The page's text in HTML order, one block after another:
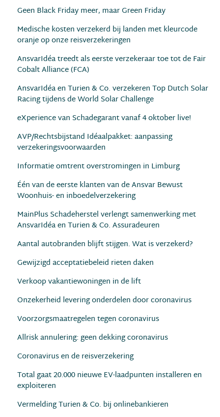
Geen Black Friday meer, maar Green Friday
Medische kosten verzekerd bij landen met kleurcode
oranje op onze reisverzekeringen
AnsvarIdéa treedt als eerste verzekeraar toe tot de Fair
Cobalt Alliance (FCA)
AnsvarIdéa en Turien & Co. verzekeren Top Dutch Solar
Racing tijdens de World Solar Challenge
eXperience van Schadegarant vanaf 4 oktober live!
AVP/Rechtsbijstand Idéaalpakket: aanpassing
verzekeringsvoorwaarden
Informatie omtrent overstromingen in Limburg
Één van de eerste klanten van de Ansvar Bewust
Woonhuis- en inboedelverzekering
MainPlus Schadeherstel verlengt samenwerking met
AnsvarIdéa en Turien & Co. Assuradeuren
Aantal autobranden blijft stijgen. Wat is verzekerd?
Gewijzigd acceptatiebeleid rieten daken
Verkoop vakantiewoningen in de lift
Onzekerheid levering onderdelen door coronavirus
Voorzorgsmaatregelen tegen coronavirus
Allrisk annulering: geen dekking coronavirus
Coronavirus en de reisverzekering
Total gaat 20.000 nieuwe EV-laadpunten installeren en
exploiteren
Vermelding Turien & Co. bij onlinebankieren